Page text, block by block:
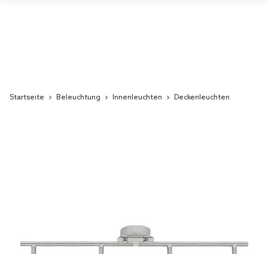
Startseite Beleuchtung Innenleuchten Deckenleuchten
gallery